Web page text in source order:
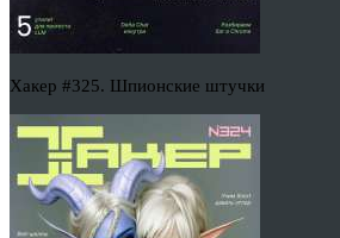
Хакер #325. Шпионские штучки